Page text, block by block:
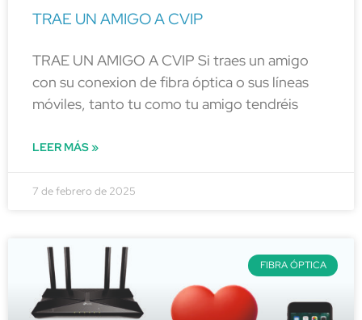
TRAE UN AMIGO A CVIP
TRAE UN AMIGO A CVIP Si traes un amigo
con su conexion de fibra óptica o sus líneas
móviles, tanto tu como tu amigo tendréis
LEER MÁS »
7 de febrero de 2025
FIBRA ÓPTICA